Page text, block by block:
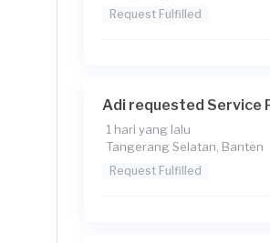
Request Fulfilled
Adi requested Service
1 hari yang lalu
Tangerang Selatan, Banten
Request Fulfilled